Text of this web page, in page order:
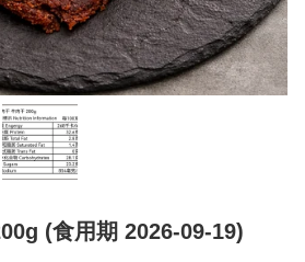
(食用期 2026-09-19)